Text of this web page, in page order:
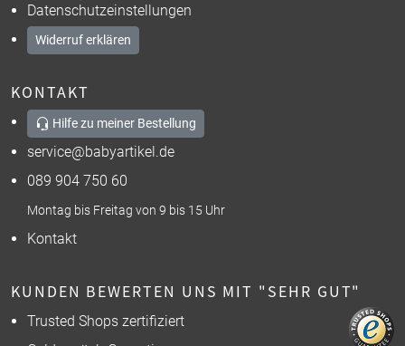
Datenschutzeinstellungen
Widerruf erklären
KONTAKT
Hilfe zu meiner Bestellung
service@babyartikel.de
089 904 750 60
Montag bis Freitag von 9 bis 15 Uhr
Kontakt
KUNDEN BEWERTEN UNS MIT "SEHR GUT"
Trusted Shops zertifiziert